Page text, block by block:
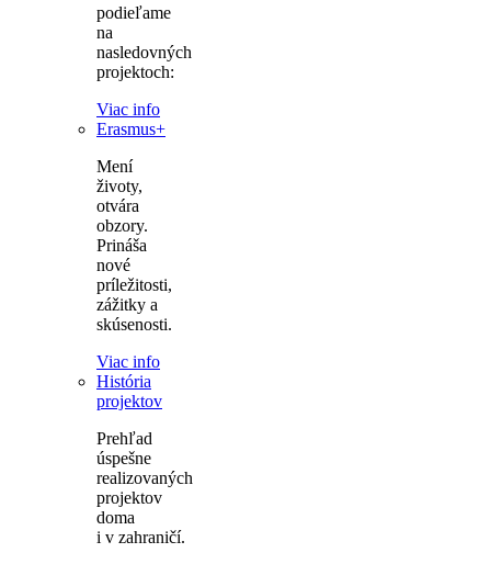
podieľame
na
nasledovných
projektoch:
Viac info
Erasmus+
Mení
životy,
otvára
obzory.
Prináša
nové
príležitosti,
zážitky a
skúsenosti.
Viac info
História
projektov
Prehľad
úspešne
realizovaných
projektov
doma
i v zahraničí.